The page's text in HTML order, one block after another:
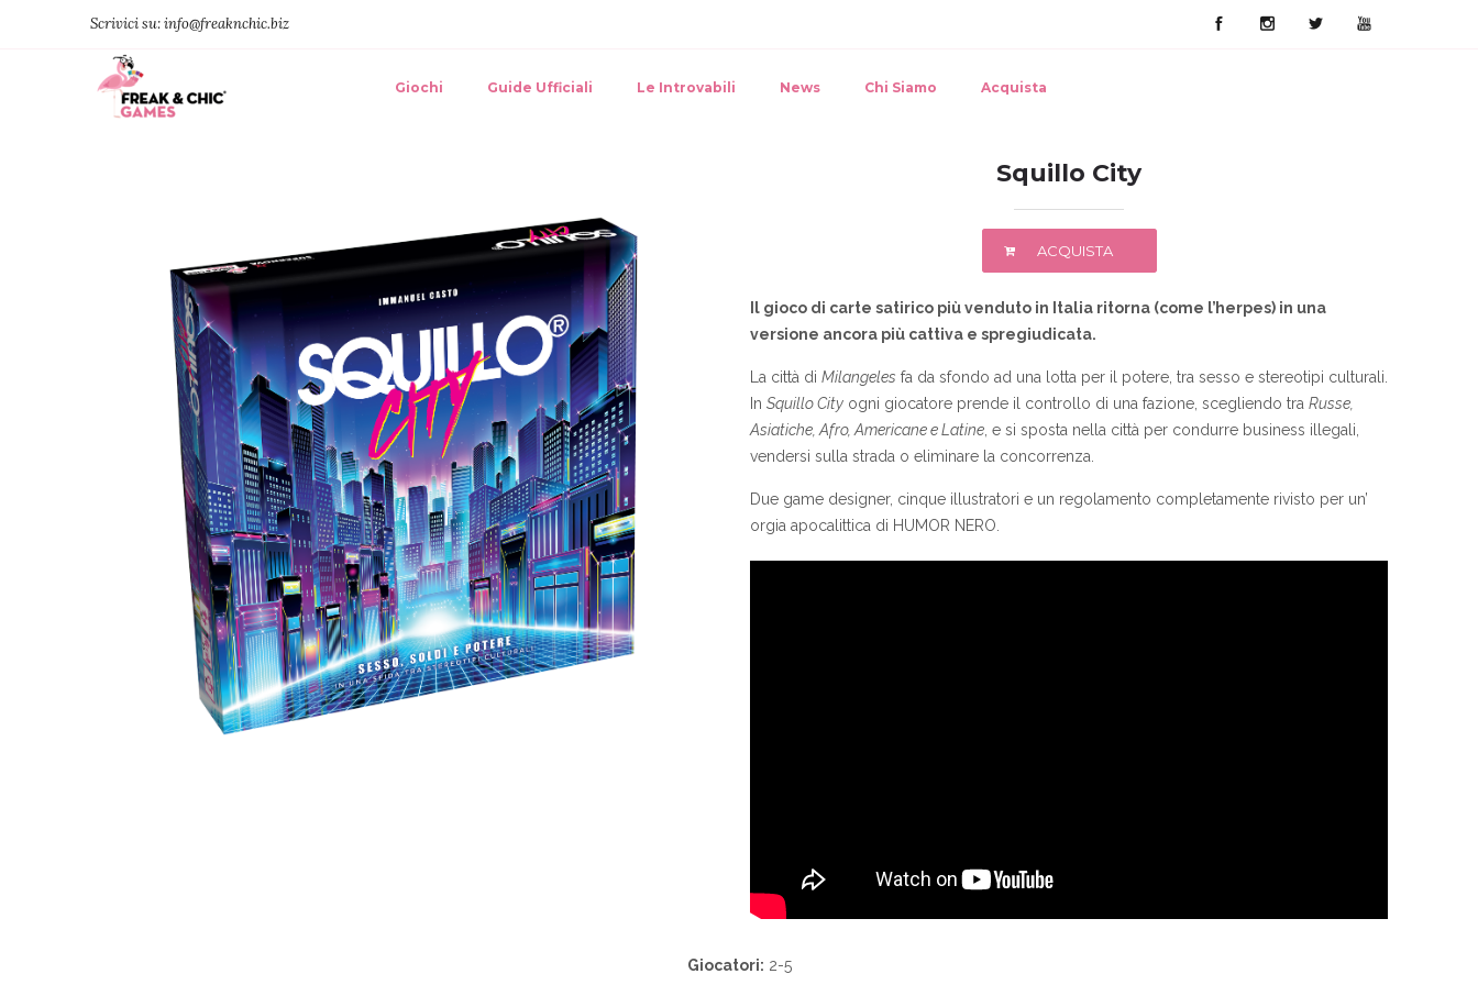
Scrivici su: info@freaknchic.biz
Giochi Guide Ufficiali Le Introvabili News Chi Siamo Acquista
Squillo City
ACQUISTA
Il gioco di carte satirico più venduto in Italia ritorna (come l’herpes) in una
versione ancora più cattiva e spregiudicata.
La città di Milangeles fa da sfondo ad una lotta per il potere, tra sesso e stereotipi culturali.
In Squillo City ogni giocatore prende il controllo di una fazione, scegliendo tra Russe,
Asiatiche, Afro, Americane e Latine , e si sposta nella città per condurre business illegali,
vendersi sulla strada o eliminare la concorrenza.
Due game designer, cinque illustratori e un regolamento completamente rivisto per un’
orgia apocalittica di HUMOR NERO.
Giocatori: 2-5